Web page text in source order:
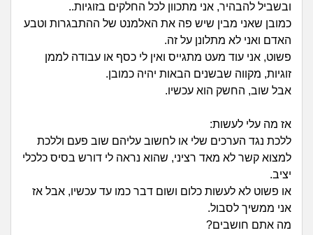
מדורים
היריון ולידה
מתבגרים
מהבקו"ם... ועד מתי?!
הרשמה
ובשביל להבהיר, אני מתכוון לכל החלקים בזוגיות..
כמובן שאני מבין שיש פה את האלמנט של ההתבגרות וטבע
האדם ואני לא מתלונן על זה.
פשוט, אני עוד מעט מתגייס ואין לי כסף או עבודה לממן
זוגיות, מקווה שבשנים הבאות יהיה כמובן.
אבל שוב, החשק הוא עכשיו.
אז מה עלי לעשות:
ללכת נגד הערכים שלי או לחשוב עליהם שוב פעם וללכת
למצוא קשר לא מאד רציני, שהוא נראה לי דורש בסיס כלכלי
יציב.
או פשוט לא לעשות כלום ושום דבר כמו עד עכשיו, אבל אז
אני ממשיך לסבול.
מה אתם חושבים?